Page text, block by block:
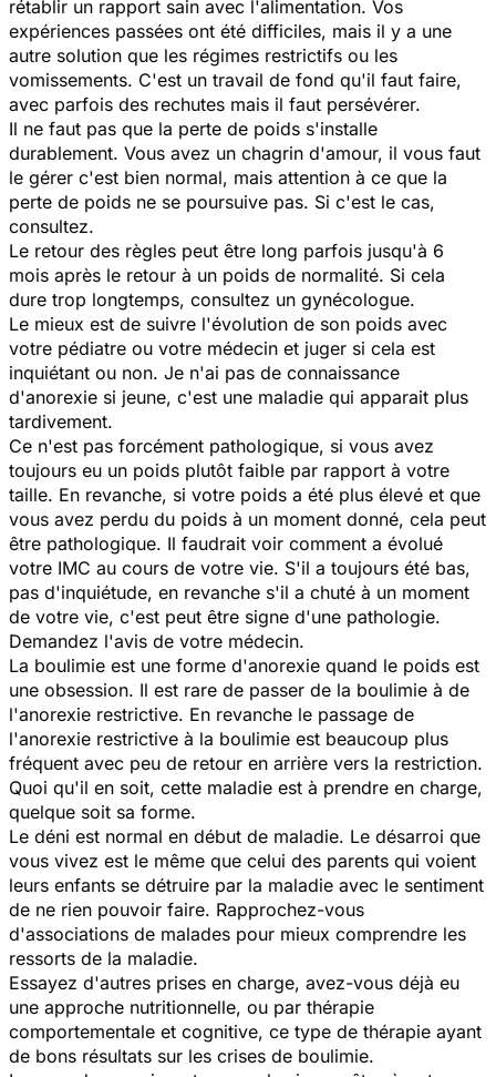
rétablir un rapport sain avec l'alimentation. Vos
expériences passées ont été difficiles, mais il y a une
autre solution que les régimes restrictifs ou les
vomissements. C'est un travail de fond qu'il faut faire,
avec parfois des rechutes mais il faut persévérer.
Il ne faut pas que la perte de poids s'installe
durablement. Vous avez un chagrin d'amour, il vous faut
le gérer c'est bien normal, mais attention à ce que la
perte de poids ne se poursuive pas. Si c'est le cas,
consultez.
Le retour des règles peut être long parfois jusqu'à 6
mois après le retour à un poids de normalité. Si cela
dure trop longtemps, consultez un gynécologue.
Le mieux est de suivre l'évolution de son poids avec
votre pédiatre ou votre médecin et juger si cela est
inquiétant ou non. Je n'ai pas de connaissance
d'anorexie si jeune, c'est une maladie qui apparait plus
tardivement.
Ce n'est pas forcément pathologique, si vous avez
toujours eu un poids plutôt faible par rapport à votre
taille. En revanche, si votre poids a été plus élevé et que
vous avez perdu du poids à un moment donné, cela peut
être pathologique. Il faudrait voir comment a évolué
votre IMC au cours de votre vie. S'il a toujours été bas,
pas d'inquiétude, en revanche s'il a chuté à un moment
de votre vie, c'est peut être signe d'une pathologie.
Demandez l'avis de votre médecin.
La boulimie est une forme d'anorexie quand le poids est
une obsession. Il est rare de passer de la boulimie à de
l'anorexie restrictive. En revanche le passage de
l'anorexie restrictive à la boulimie est beaucoup plus
fréquent avec peu de retour en arrière vers la restriction.
Quoi qu'il en soit, cette maladie est à prendre en charge,
quelque soit sa forme.
Le déni est normal en début de maladie. Le désarroi que
vous vivez est le même que celui des parents qui voient
leurs enfants se détruire par la maladie avec le sentiment
de ne rien pouvoir faire. Rapprochez-vous
d'associations de malades pour mieux comprendre les
ressorts de la maladie.
Essayez d'autres prises en charge, avez-vous déjà eu
une approche nutritionnelle, ou par thérapie
comportementale et cognitive, ce type de thérapie ayant
de bons résultats sur les crises de boulimie.